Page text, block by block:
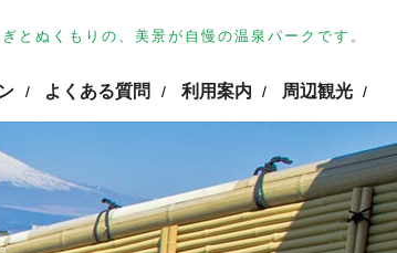
とぬくもりの、美景が自慢の温泉パークです。
/ よくある質問 / 利用案内 / 周辺観光 /